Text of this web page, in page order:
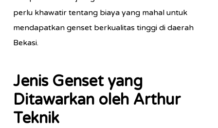
perlu khawatir tentang biaya yang mahal untuk
mendapatkan genset berkualitas tinggi di daerah
Bekasi.
Jenis Genset yang
Ditawarkan oleh Arthur
Teknik